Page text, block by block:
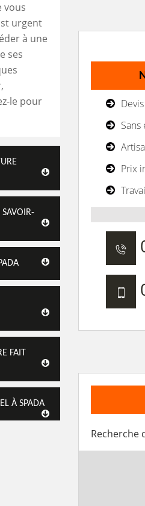
vous
urgent
à une
ses
le pour
SAVOIR-
FAIT
À SPADA
Prix
Recherche